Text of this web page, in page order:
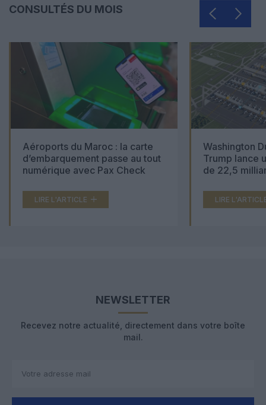
CONSULTÉS DU MOIS
Aéroports du Maroc : la carte
d’embarquement passe au tout
numérique avec Pax Check
LIRE L'ARTICLE
Washington
Trump lance
de 22,5
LIRE
NEWSLETTER
Recevez notre actualité, directement dans votre boîte
mail.